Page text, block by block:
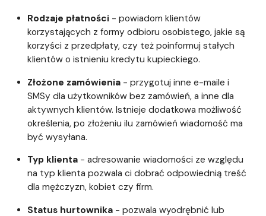
Rodzaje płatności- powiadom klientów
korzystających z formy odbioru osobistego, jakie są
korzyści z przedpłaty, czy też poinformuj stałych
klientów o istnieniu kredytu kupieckiego.
Złożone zamówienia- przygotuj inne e-maile i
SMSy dla użytkowników bez zamówień, a inne dla
aktywnych klientów. Istnieje dodatkowa możliwość
określenia, po złożeniu ilu zamówień wiadomość ma
być wysyłana.
Typ klienta- adresowanie wiadomości ze względu
na typ klienta pozwala ci dobrać odpowiednią treść
dla mężczyzn, kobiet czy firm.
Status hurtownika- pozwala wyodrębnić lub